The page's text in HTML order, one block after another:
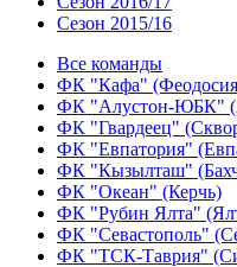
Сезон 2015/16
Все команды
ФК "Кафа"
ФК "Алустон-ЮБК"
ФК "Гвардеец"
ФК "Евпатория"
ФК "Кызылташ"
ФК "Океан" (Керчь)
ФК "Рубин Ялта"
ФК "Севастополь"
ФК "ТСК-Таврия"